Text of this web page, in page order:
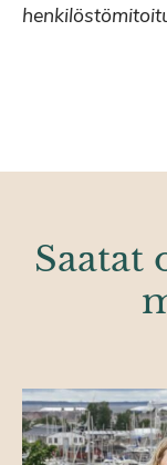
Saatat